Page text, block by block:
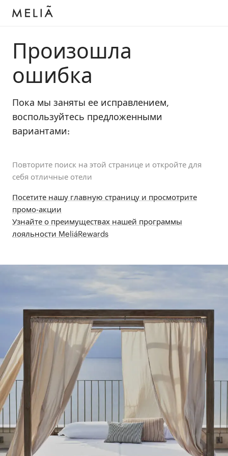
Произошла
ошибка
Пока мы заняты ее исправлением,
воспользуйтесь предложенными
вариантами:
Повторите поиск на этой странице и откройте для
себя отличные отели
Посетите нашу главную страницу и просмотрите
промо-акции
Узнайте о преимуществах нашей программы
лояльности MeliáRewards